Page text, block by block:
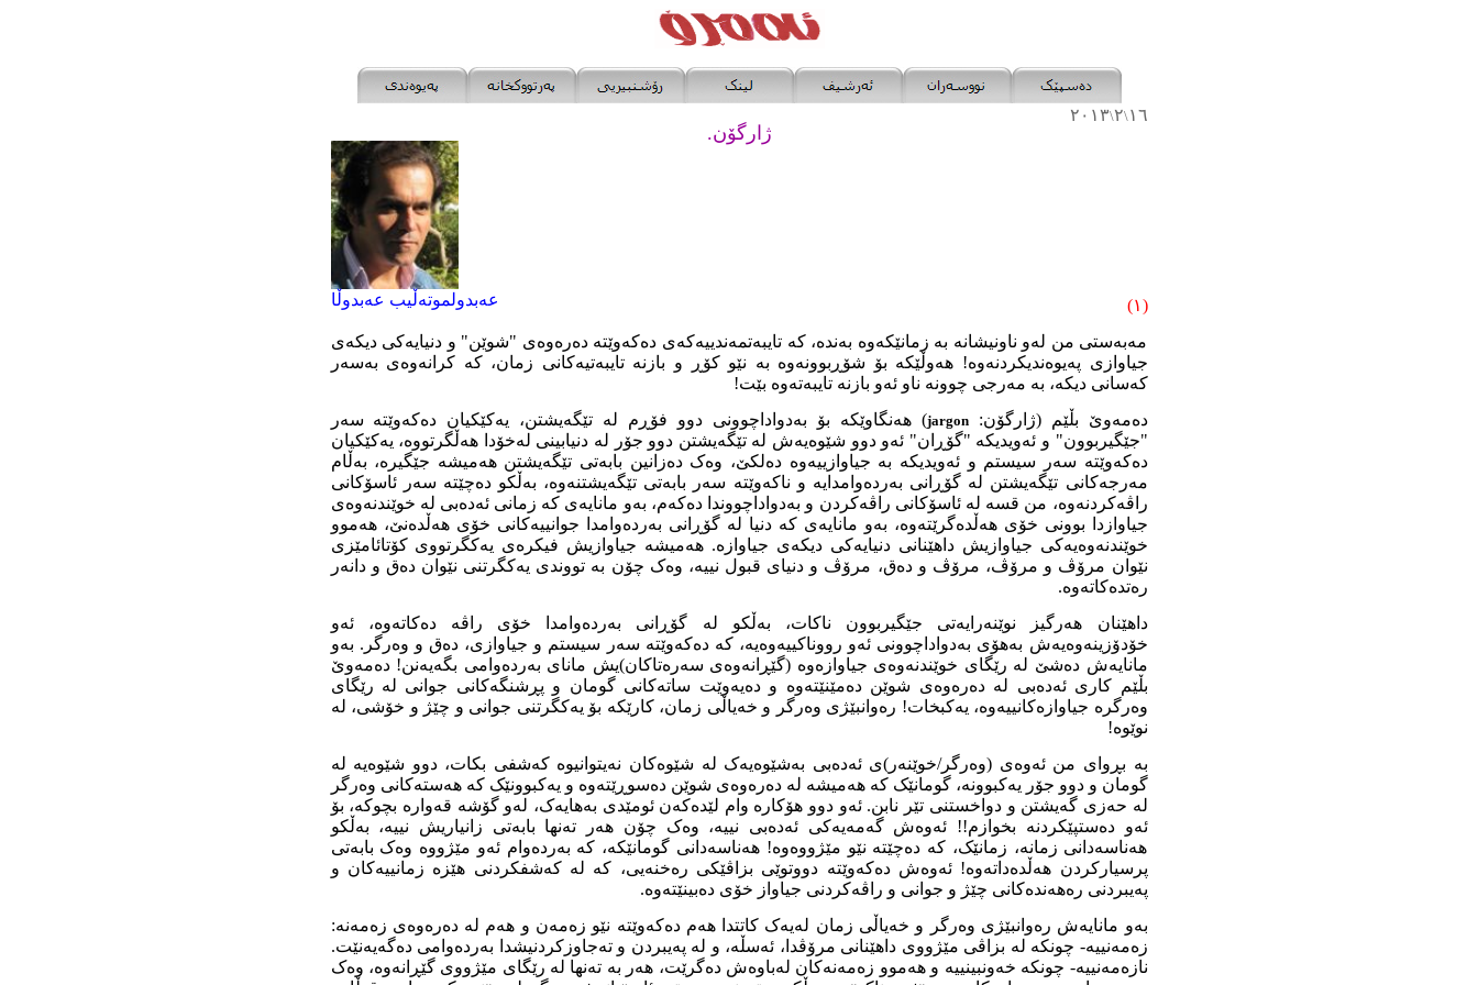
١٦\٢\٢٠١٣
ژارگۆن.
عەبدولموتەڵیب عەبدوڵا
(١)
مەبەستى من لەو ناونیشانە بە زمانێکەوە بەندە، کە تایبەتمەندییەکەى دەکەوێتە دەرەوەى "شوێن" و دنیایەکى دیکەى
جیاوازى پەیوەندیکردنەوە! هەوڵێکە بۆ شۆڕبوونەوە بە نێو کۆڕ و بازنە تایبەتیەکانى زمان، کە کرانەوەى بەسەر
کەسانى دیکە، بە مەرجى چوونە ناو ئەو بازنە تایبەتەوە بێت!
دەمەوێ بڵێم (ژارگۆن:jargon) هەنگاوێکە بۆ بەدواداچوونى دوو فۆڕم لە تێگەیشتن، یەکێکیان دەکەوێتە سەر
"جێگیربوون" و ئەویدیکە "گۆڕان" ئەو دوو شێوەیەش لە تێگەیشتن دوو جۆر لە دنیابینى لەخۆدا هەڵگرتووە، یەکێکیان
دەکەوێتە سەر سیستم و ئەویدیکە بە جیاوازییەوە دەلکێ، وەک دەزانین بابەتى تێگەیشتن هەمیشە جێگیرە، بەڵام
مەرجەکانى تێگەیشتن لە گۆڕانى بەردەوامدایە و ناکەوێتە سەر بابەتى تێگەیشتنەوە، بەڵکو دەچێتە سەر ئاسۆکانى
راڤەکردنەوە، من قسە لە ئاسۆکانى راڤەکردن و بەدواداچووندا دەکەم، بەو مانایەى کە زمانى ئەدەبى لە خوێندنەوەى
جیاوازدا بوونى خۆى هەڵدەگرێتەوە، بەو مانایەى کە دنیا لە گۆڕانى بەردەوامدا جوانییەکانى خۆى هەڵدەنێ، هەموو
خوێندنەوەیەکى جیاوازیش داهێنانى دنیایەکى دیکەى جیاوازە. هەمیشە جیاوازیش فیکرەى یەکگرتووى کۆتائامێزى
نێوان مرۆڤ و مرۆڤ، مرۆڤ و دەق، مرۆڤ و دنیاى قبول نییە، وەک چۆن بە تووندى یەکگرتنى نێوان دەق و دانەر
رەتدەکاتەوە.
داهێنان هەرگیز نوێنەرایەتى جێگیربوون ناکات، بەڵکو لە گۆڕانى بەردەوامدا خۆى راڤە دەکاتەوە، ئەو
خۆدۆزینەوەیەش بەهۆى بەدواداچوونى ئەو رووناکییەوەیە، کە دەکەوێتە سەر سیستم و جیاوازى، دەق و وەرگر. بەو
مانایەش دەشێ لە رێگاى خوێندنەوەى جیاوازەوە (گێڕانەوەى سەرەتاکان)یش ماناى بەردەوامى بگەیەنن! دەمەوێ
بڵێم کارى ئەدەبى لە دەرەوەى شوێن دەمێنێتەوە و دەیەوێت ساتەکانى گومان و پڕشنگەکانى جوانى لە رێگاى
وەرگرە جیاوازەکانییەوە، یەکبخات! رەوانبێژى وەرگر و خەیاڵى زمان، کارێکە بۆ یەکگرتنى جوانى و چێژ و خۆشى، لە
نوێوە!
بە بڕواى من ئەوەى (وەرگر/خوێنەر)ى ئەدەبى بەشێوەیەک لە شێوەکان نەیتوانیوە کەشفى بکات، دوو شێوەیە لە
گومان و دوو جۆر یەکبوونە، گومانێک کە هەمیشە لە دەرەوەى شوێن دەسوڕێتەوە و یەکبوونێک کە هەستەکانى وەرگر
لە حەزى گەیشتن و دواخستنى تێر نابن. ئەو دوو هۆکارە وام لێدەکەن ئومێدى بەهایەک، لەو گۆشە قەوارە بچوکە، بۆ
ئەو دەستپێکردنە بخوازم!! ئەوەش گەمەیەکى ئەدەبى نییە، وەک چۆن هەر تەنها بابەتى زانیاریش نییە، بەڵکو
هەناسەدانى زمانە، زمانێک، کە دەچێتە نێو مێژووەوە! هەناسەدانى گومانێکە، کە بەردەوام ئەو مێژووە وەک بابەتى
پرسیارکردن هەڵدەداتەوە! ئەوەش دەکەوێتە دووتوێى بزاڤێکى رەخنەیى، کە لە کەشفکردنى هێزە زمانییەکان و
پەیبردنى رەهەندەکانى چێژ و جوانى و راڤەکردنى جیاواز خۆى دەبینێتەوە.
بەو مانایەش رەوانبێژى وەرگر و خەیاڵى زمان لەیەک کاتتدا هەم دەکەوێتە نێو زەمەن و هەم لە دەرەوەى زەمەنە:
زەمەنییە- چونکە لە بزاڤى مێژووى داهێنانى مرۆڤدا، ئەسڵە، و لە پەیبردن و تەجاوزکردنیشدا بەردەوامى دەگەیەنێت.
نازەمەنییە- چونکە خەونبینییە و هەموو زەمەنەکان لەباوەش دەگرێت، هەر بە تەنها لە رێگاى مێژووى گێڕانەوە، وەک